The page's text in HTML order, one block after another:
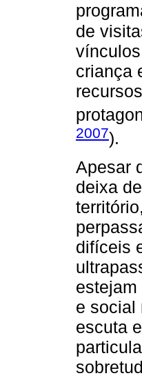
de
criança
2007).
Apesar
deixa
difíceis
e social
escuta